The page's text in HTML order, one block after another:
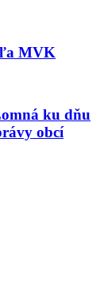
MVK
ku dňu
obcí